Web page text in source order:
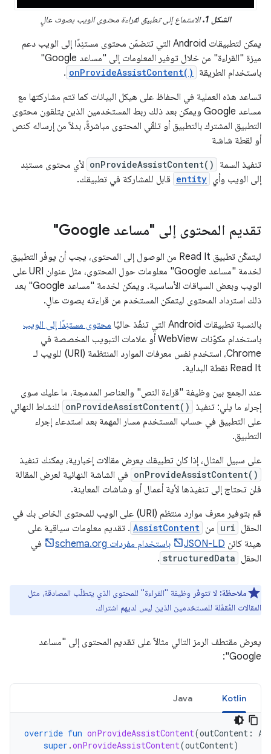
الشكل 1. الاستماع إلى تطبيق لقراءة محتوى الويب بصوت عالٍ
يمكن لتطبيقات Android التي تتضمّن محتوى مستنِدًا إلى الويب دعم
ميزة "القراءة" من خلال توفير المعلومات إلى "مساعد Google"
باستخدام الطريقة
onProvideAssistContent()
.
تساعد هذه العملية في الحفاظ على هيكل البيانات كما تتم مشاركتها مع
مساعد Google ويمكن بعد ذلك ربط المستخدمين الذين يتلقون محتوى
التطبيق المشترك بالتطبيق أو تلقّي المحتوى مباشرةً، بدلاً من إرساله كنص
أو لقطة شاشة
تنفيذ السمة
onProvideAssistContent() لأي محتوى مستنِد
إلى الويب وأي entity قابل للمشاركة في تطبيقك.
تقديم المحتوى إلى "مساعد Google"
ليتمكّن تطبيق Read It من الوصول إلى المحتوى، يجب أن يوفّر التطبيق
لخدمة "مساعد Google" معلومات حول المحتوى، مثل عنوان URI على
الويب وبعض السياقات الأساسية. ويمكن لخدمة "مساعد Google" بعد
ذلك استرداد المحتوى ليتمكن المستخدم من قراءته بصوت عالٍ.
بالنسبة تطبيقات Android التي تنفّذ حاليًا
محتوى مستنِدًا إلى الويب
باستخدام مكوّنات WebView أو علامات التبويب المخصصة في
Chrome، استخدم نفس معرفات الموارد المنتظمة (URI) للويب لـ
Read It نقطة البداية.
عند الجمع بين وظيفة "قراءة النص" والعناصر المدمجة، ما عليك سوى
إجراء ما يلي: تنفيذ
onProvideAssistContent() للنشاط النهائي
على التطبيق في حساب المستخدم مسار المهمة بعد استدعاء إجراء
التطبيق.
على سبيل المثال، إذا كان تطبيقك يعرض مقالات إخبارية، يمكنك تنفيذ
onProvideAssistContent() في الشاشة النهائية لعرض المقالة
فلن تحتاج إلى تنفيذها لأية أعمال أو وشاشات المعاينة.
قم بتوفير معرف موارد منتظم (URI) على الويب للمحتوى الخاص بك في
الحقل uri من AssistContent . تقديم معلومات سياقية على
هيئة كائن JSON-LD باستخدام مفردات schema.org
في
الحقل structuredData
.
ملاحظة: لا تتوفّر وظيفة "القراءة" للمحتوى الذي يتطلّب المصادقة، مثل
المقالات المُقفَلة للمستخدمين الذين ليس لديهم اشتراك.
يعرض مقتطف الرمز التالي مثالاً على تقديم المحتوى إلى "مساعد
Google":
Kotlin
Java
override fun onProvideAssistContent(outContent :
super .onProvideAssistContent(outContent)